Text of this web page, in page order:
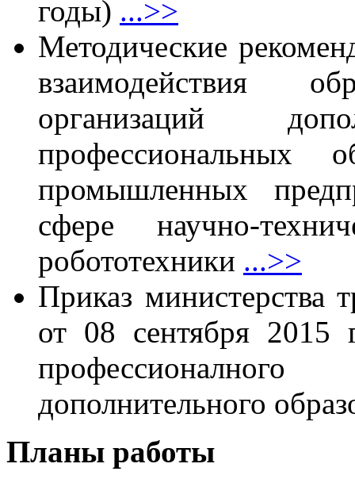
годы) ...>>
Методические
взаимодействия
организаций
профессиональных
промышленных
сфере научно-
робототехники ...>>
Приказ министерства
от 08 сентября
дополнительного
Планы работы